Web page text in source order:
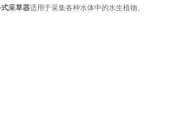
采草器适用于采集各种水体中的水生植物。